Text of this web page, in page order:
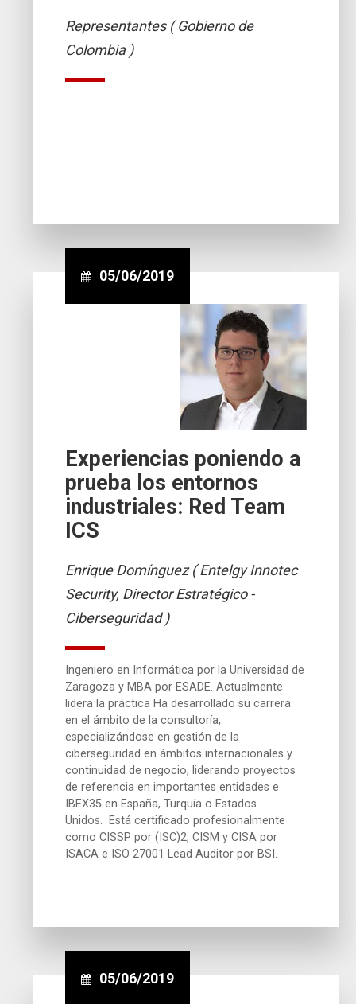
Representantes ( Gobierno de
Colombia )
05/06/2019
Experiencias poniendo a
prueba los entornos
industriales: Red Team
ICS
Enrique Domínguez ( Entelgy Innotec
Security, Director Estratégico -
Ciberseguridad )
Ingeniero en Informática por la Universidad de
Zaragoza y MBA por ESADE. Actualmente
lidera la práctica Ha desarrollado su carrera
en el ámbito de la consultoría,
especializándose en gestión de la
ciberseguridad en ámbitos internacionales y
continuidad de negocio, liderando proyectos
de referencia en importantes entidades e
IBEX35 en España, Turquía o Estados
Unidos. Está certificado profesionalmente
como CISSP por (ISC)2, CISM y CISA por
ISACA e ISO 27001 Lead Auditor por BSI.
05/06/2019